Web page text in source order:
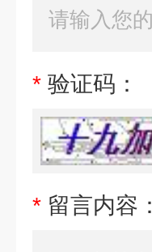
* 验证码：
* 留言内容：